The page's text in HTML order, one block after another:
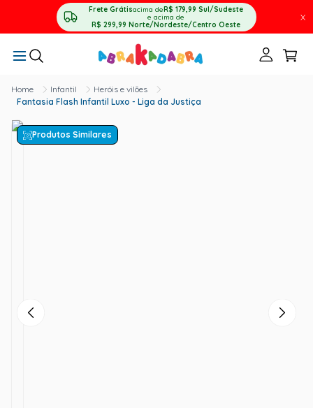
Frete Grátisacima deR$ 179,99 Sul/Sudeste
e acima de
R$ 299,99 Norte/Nordeste/Centro Oeste
X
Infantil
Heróis e vilões
Fantasia Flash Infantil Luxo - Liga da Justiça
Produtos Similares